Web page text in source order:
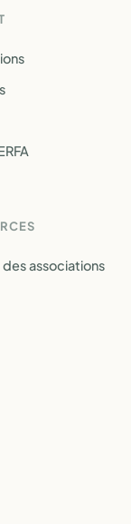
des associations